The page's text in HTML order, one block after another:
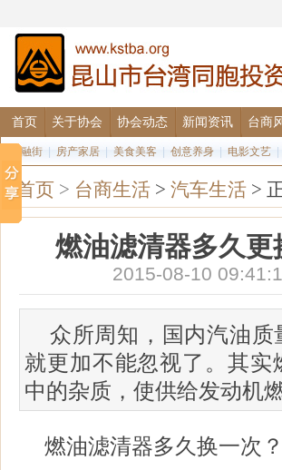
首页 关于协会 协会动态 新闻资讯 台商
金融街 房产家居 美食美客 创意养身 电影文艺
首页 > 台商生活 > 汽车生活 >
燃油滤清器多久
2015-08-10
众所周知，国内汽油
就更加不能忽视了。其
中的杂质，使供给发动机
燃油滤清器多久换一次？